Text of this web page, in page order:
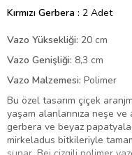
Kırmızı Gerbera : 2 Adet
Vazo Yüksekliği: 20 cm
Vazo Genişliği: 8,3 cm
Vazo Malzemesi: Polimer
Bu özel tasarım çiçek
yaşam alanlarınıza neşe ve
gerbera ve beyaz
mirkeladus bitkileriyle